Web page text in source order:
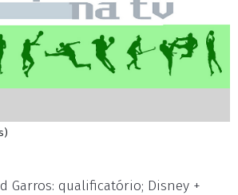
Garros: qualificatório; Disney +